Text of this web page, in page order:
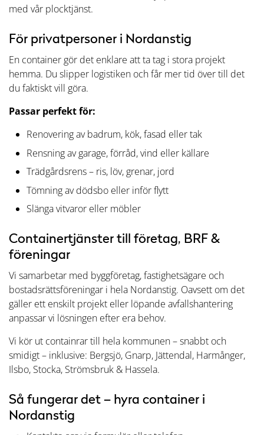
med vår plocktjänst.
För privatpersoner i Nordanstig
En container gör det enklare att ta tag i stora projekt
hemma. Du slipper logistiken och får mer tid över till det
du faktiskt vill göra.
Passar perfekt för:
Renovering av badrum, kök, fasad eller tak
Rensning av garage, förråd, vind eller källare
Trädgårdsrens – ris, löv, grenar, jord
Tömning av dödsbo eller inför flytt
Slänga vitvaror eller möbler
Containertjänster till företag, BRF &
föreningar
Vi samarbetar med byggföretag, fastighetsägare och
bostadsrättsföreningar i hela Nordanstig. Oavsett om det
gäller ett enskilt projekt eller löpande avfallshantering
anpassar vi lösningen efter era behov.
Vi kör ut containrar till hela kommunen – snabbt och
smidigt – inklusive: Bergsjö, Gnarp, Jättendal, Harmånger,
Ilsbo, Stocka, Strömsbruk & Hassela.
Så fungerar det – hyra container i
Nordanstig